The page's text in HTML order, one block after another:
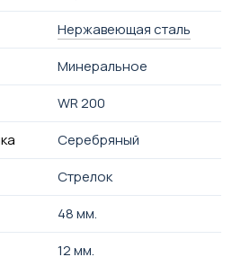
Нержавеющая сталь
Минеральное
WR 200
Серебряный
Стрелок
48 мм.
12 мм.